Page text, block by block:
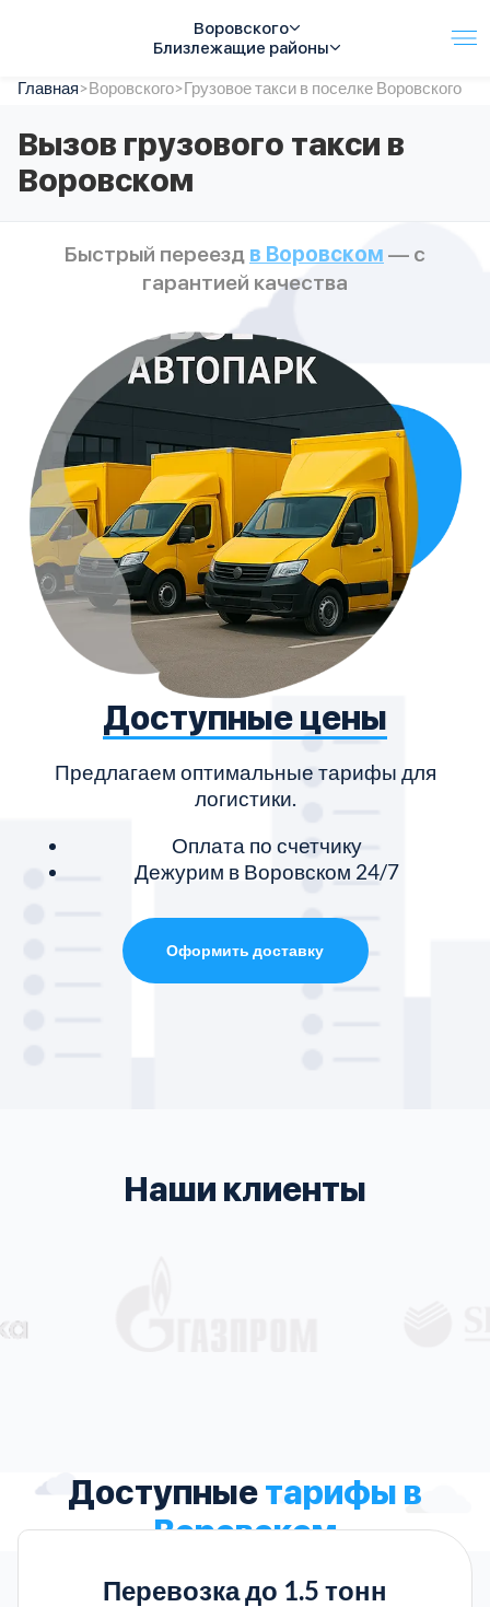
Воровского
Близлежащие районы
Услуги
Автопарк
Тарифы
Акции
Контакты
Главная>Воровского>Грузовое такси в поселке Воровского
Вызов грузового такси в
Воровском
Быстрый переезд в Воровском — с
гарантией качества
Доступные цены
Предлагаем оптимальные тарифы для
логистики.
Оплата по счетчику
Дежурим в Воровском 24/7
Оформить доставку
Наши клиенты
Доступныетарифы в
Воровском
Перевозка до 1.5 тонн